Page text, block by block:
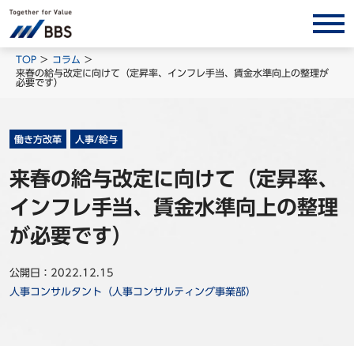
サービス/ソリューション
インサイト
コラム
TOP
コラム
来春の給与改定に向けて（定昇率、インフレ手当、賃金水準向上の整理が
必要です）
働き方改革 人事/給与
来春の給与改定に向けて（定昇率、
インフレ手当、賃金水準向上の整理
が必要です）
公開日：2022.12.15
人事コンサルタント（人事コンサルティング事業部）